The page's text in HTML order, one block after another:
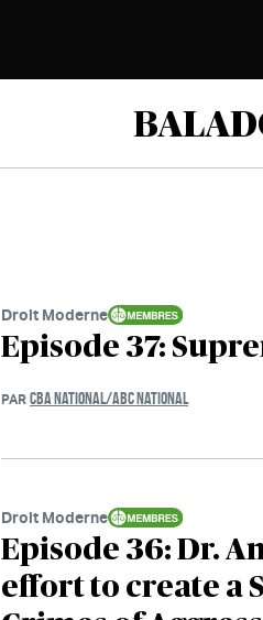
Droit Moderne
Episode 37:
PAR CBA NATIONAL/ABC NATIONAL
Droit Moderne
Episode 36: Dr.
effort to create a